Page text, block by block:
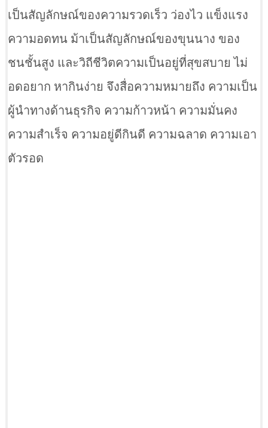
เป็นสัญลักษณ์ของความรวดเร็ว ว่องไว แข็งแรง
ความอดทน ม้าเป็นสัญลักษณ์ของขุนนาง ของ
ชนชั้นสูง และวิถีชีวิตความเป็นอยู่ที่สุขสบาย ไม่
อดอยาก หากินง่าย จึงสื่อความหมายถึง ความเป็น
ผู้นำทางด้านธุรกิจ ความก้าวหน้า ความมั่นคง
ความสำเร็จ ความอยู่ดีกินดี ความฉลาด ความเอา
ตัวรอด